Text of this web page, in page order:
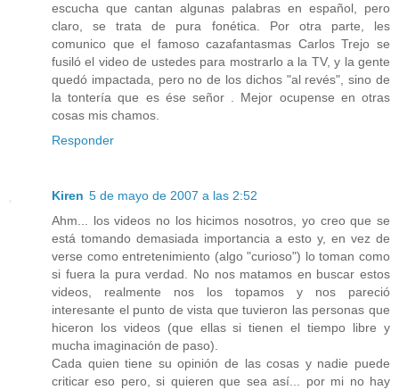
escucha que cantan algunas palabras en español, pero
claro, se trata de pura fonética. Por otra parte, les
comunico que el famoso cazafantasmas Carlos Trejo se
fusiló el video de ustedes para mostrarlo a la TV, y la gente
quedó impactada, pero no de los dichos "al revés", sino de
la tontería que es ése señor . Mejor ocupense en otras
cosas mis chamos.
Responder
Kiren 5 de mayo de 2007 a las 2:52
Ahm... los videos no los hicimos nosotros, yo creo que se
está tomando demasiada importancia a esto y, en vez de
verse como entretenimiento (algo "curioso") lo toman como
si fuera la pura verdad. No nos matamos en buscar estos
videos, realmente nos los topamos y nos pareció
interesante el punto de vista que tuvieron las personas que
hiceron los videos (que ellas si tienen el tiempo libre y
mucha imaginación de paso).
Cada quien tiene su opinión de las cosas y nadie puede
criticar eso pero, si quieren que sea así... por mi no hay